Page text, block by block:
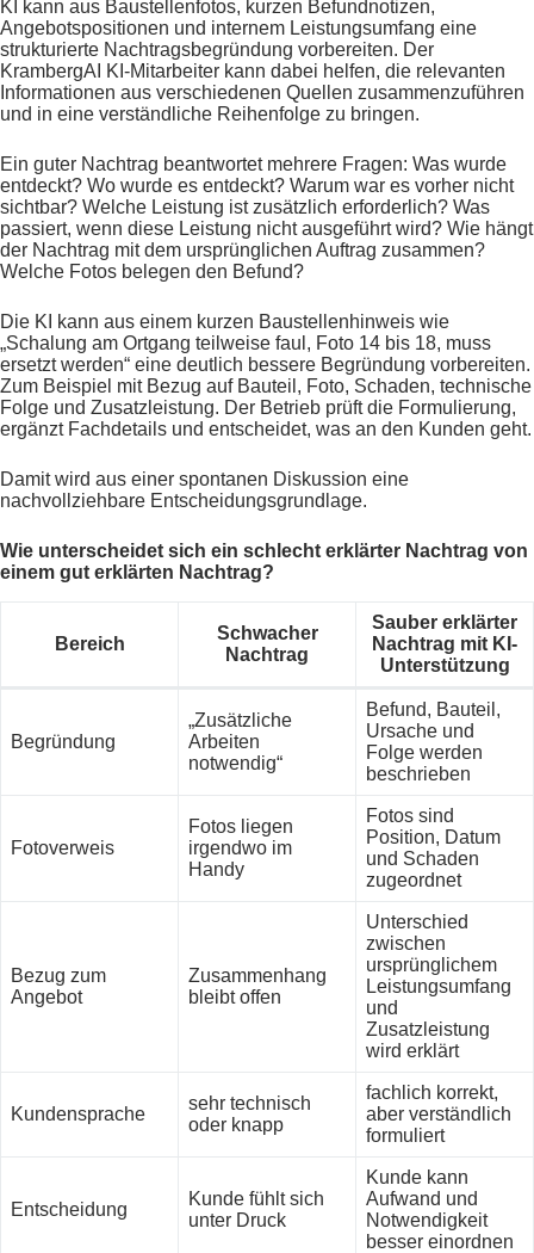
KI kann aus Baustellenfotos, kurzen Befundnotizen,
Angebotspositionen und internem Leistungsumfang eine
strukturierte Nachtragsbegründung vorbereiten. Der
KrambergAI KI-Mitarbeiter kann dabei helfen, die relevanten
Informationen aus verschiedenen Quellen zusammenzuführen
und in eine verständliche Reihenfolge zu bringen.
Ein guter Nachtrag beantwortet mehrere Fragen: Was wurde
entdeckt? Wo wurde es entdeckt? Warum war es vorher nicht
sichtbar? Welche Leistung ist zusätzlich erforderlich? Was
passiert, wenn diese Leistung nicht ausgeführt wird? Wie hängt
der Nachtrag mit dem ursprünglichen Auftrag zusammen?
Welche Fotos belegen den Befund?
Die KI kann aus einem kurzen Baustellenhinweis wie
„Schalung am Ortgang teilweise faul, Foto 14 bis 18, muss
ersetzt werden“ eine deutlich bessere Begründung vorbereiten.
Zum Beispiel mit Bezug auf Bauteil, Foto, Schaden, technische
Folge und Zusatzleistung. Der Betrieb prüft die Formulierung,
ergänzt Fachdetails und entscheidet, was an den Kunden geht.
Damit wird aus einer spontanen Diskussion eine
nachvollziehbare Entscheidungsgrundlage.
Wie unterscheidet sich ein schlecht erklärter Nachtrag von
einem gut erklärten Nachtrag?
Bereich
Schwacher
Nachtrag
Sauber erklärter
Nachtrag mit KI-
Unterstützung
Begründung
„Zusätzliche
Arbeiten
notwendig“
Befund, Bauteil,
Ursache und
Folge werden
beschrieben
Fotoverweis
Fotos liegen
irgendwo im
Handy
Fotos sind
Position, Datum
und Schaden
zugeordnet
Bezug zum
Angebot
Zusammenhang
bleibt offen
Unterschied
zwischen
ursprünglichem
Leistungsumfang
und
Zusatzleistung
wird erklärt
Kundensprache
sehr technisch
oder knapp
fachlich korrekt,
aber verständlich
formuliert
Entscheidung
Kunde fühlt sich
unter Druck
Kunde kann
Aufwand und
Notwendigkeit
besser einordnen